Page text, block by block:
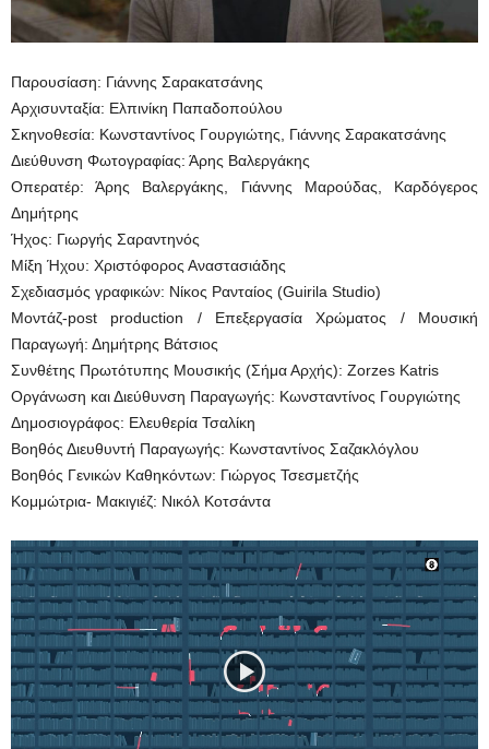
Παρουσίαση: Γιάννης Σαρακατσάνης
Αρχισυνταξία: Ελπινίκη Παπαδοπούλου
Σκηνοθεσία: Κωνσταντίνος Γουργιώτης, Γιάννης Σαρακατσάνης
Διεύθυνση Φωτογραφίας: Άρης Βαλεργάκης
Οπερατέρ: Άρης Βαλεργάκης, Γιάννης Μαρούδας, Καρδόγερος
Δημήτρης
Ήχος: Γιωργής Σαραντηνός
Μίξη Ήχου: Χριστόφορος Αναστασιάδης
Σχεδιασμός γραφικών: Νίκος Ρανταίος (Guirila Studio)
Μοντάζ-post production / Επεξεργασία Χρώματος / Μουσική
Παραγωγή: Δημήτρης Βάτσιος
Συνθέτης Πρωτότυπης Μουσικής (Σήμα Αρχής): Zorzes Katris
Οργάνωση και Διεύθυνση Παραγωγής: Κωνσταντίνος Γουργιώτης
Δημοσιογράφος: Ελευθερία Τσαλίκη
Βοηθός Διευθυντή Παραγωγής: Κωνσταντίνος Σαζακλόγλου
Βοηθός Γενικών Καθηκόντων: Γιώργος Τσεσμετζής
Κομμώτρια- Μακιγιέζ: Νικόλ Κοτσάντα
Πρόγραμμα
Αναπαραγωγής
Βίντεο